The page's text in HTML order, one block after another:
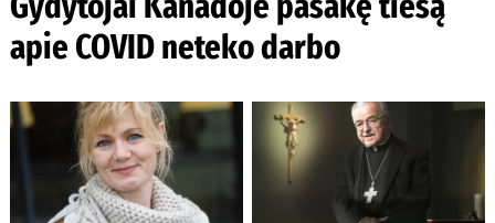
apie COVID neteko darbo